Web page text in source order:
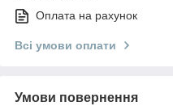
Оплата на рахунок
Всі умови оплати
Умови повернення